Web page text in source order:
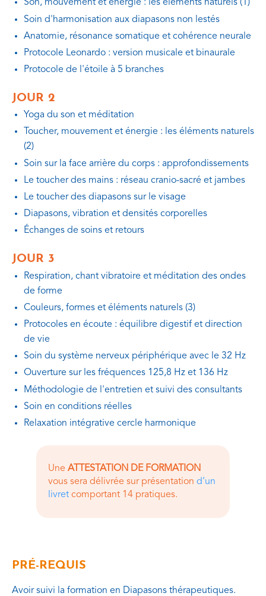
Son, mouvement et énergie : les éléments naturels (1)
Soin d'harmonisation aux diapasons non lestés
Anatomie, résonance somatique et cohérence neurale
Protocole Leonardo : version musicale et binaurale
Protocole de l'étoile à 5 branches
JOUR 2
Yoga du son et méditation
Toucher, mouvement et énergie : les éléments naturels
(2)
Soin sur la face arrière du corps : approfondissements
Le toucher des mains : réseau cranio-sacré et jambes
Le toucher des diapasons sur le visage
Diapasons, vibration et densités corporelles
Échanges de soins et retours
JOUR 3
Respiration, chant vibratoire et méditation des ondes
de forme
Couleurs, formes et éléments naturels (3)
Protocoles en écoute : équilibre digestif et direction
de vie
Soin du système nerveux périphérique avec le 32 Hz
Ouverture sur les fréquences 125,8 Hz et 136 Hz
Méthodologie de l'entretien et suivi des consultants
Soin en conditions réelles
Relaxation intégrative cercle harmonique
Une ATTESTATION DE FORMATION
vous sera délivrée sur présentation d’un
livretcomportant 14 pratiques.
PRÉ-REQUIS
Avoir suivi la formation en Diapasons thérapeutiques.